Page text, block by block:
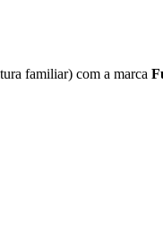
familiar) com a marca